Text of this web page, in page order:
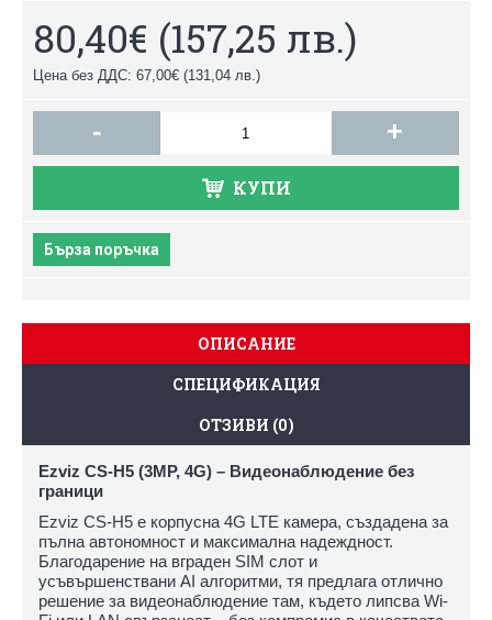
80,40€ (157,25 лв.)
Цена без ДДС: 67,00€ (131,04 лв.)
- +
КУПИ
Бърза поръчка
ОПИСАНИЕ
СПЕЦИФИКАЦИЯ
ОТЗИВИ (0)
Ezviz CS-H5 (3MP, 4G) – Видеонаблюдение без
граници
Ezviz CS-H5 е корпусна 4G LTE камера, създадена за
пълна автономност и максимална надеждност.
Благодарение на вграден SIM слот и
усъвършенствани AI алгоритми, тя предлага отлично
решение за видеонаблюдение там, където липсва Wi-